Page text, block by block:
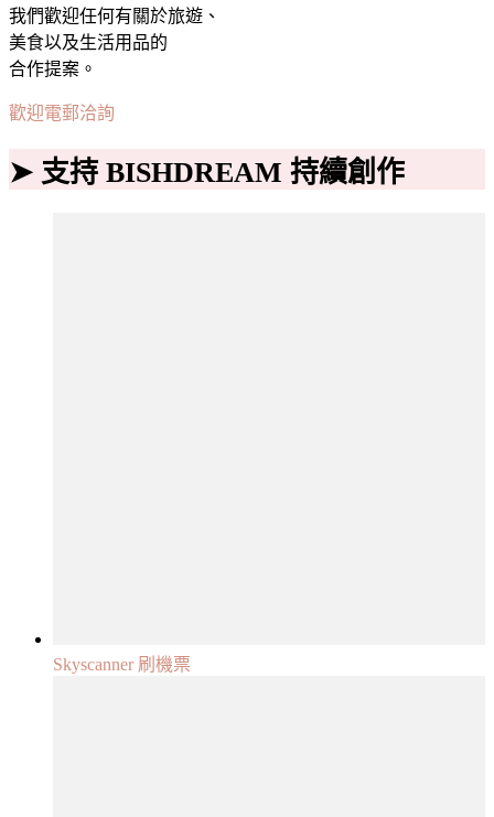
我們歡迎任何有關於旅遊、
美食以及生活用品的
合作提案。
歡迎電郵洽詢
➤ 支持 BISHDREAM 持續創作
Skyscanner 刷機票